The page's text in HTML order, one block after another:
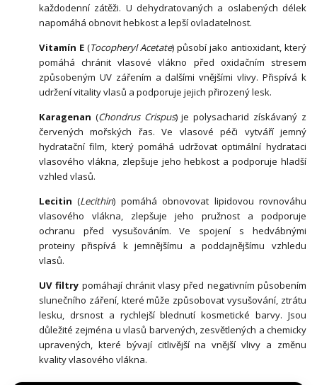
každodenní zátěži. U dehydratovaných a oslabených délek
napomáhá obnovit hebkost a lepší ovladatelnost.
Vitamín E (Tocopheryl Acetate) působí jako antioxidant, který
pomáhá chránit vlasové vlákno před oxidačním stresem
způsobeným UV zářením a dalšími vnějšími vlivy. Přispívá k
udržení vitality vlasů a podporuje jejich přirozený lesk.
Karagenan (Chondrus Crispus) je polysacharid získávaný z
červených mořských řas. Ve vlasové péči vytváří jemný
hydratační film, který pomáhá udržovat optimální hydrataci
vlasového vlákna, zlepšuje jeho hebkost a podporuje hladší
vzhled vlasů.
Lecitin (Lecithin) pomáhá obnovovat lipidovou rovnováhu
vlasového vlákna, zlepšuje jeho pružnost a podporuje
ochranu před vysušováním. Ve spojení s hedvábnými
proteiny přispívá k jemnějšímu a poddajnějšímu vzhledu
vlasů.
UV filtry pomáhají chránit vlasy před negativním působením
slunečního záření, které může způsobovat vysušování, ztrátu
lesku, drsnost a rychlejší blednutí kosmetické barvy. Jsou
důležité zejména u vlasů barvených, zesvětlených a chemicky
upravených, které bývají citlivější na vnější vlivy a změnu
kvality vlasového vlákna.